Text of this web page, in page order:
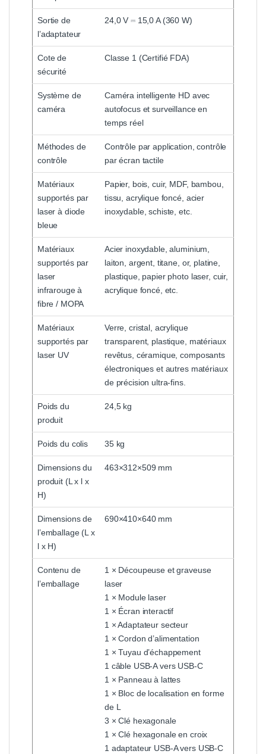
Sortie de
l’adaptateur
24,0 V ⎓ 15,0 A (360 W)
Cote de
sécurité
Classe 1 (Certifié FDA)
Système de
caméra
Caméra intelligente HD avec
autofocus et surveillance en
temps réel
Méthodes de
contrôle
Contrôle par application, contrôle
par écran tactile
Matériaux
supportés par
laser à diode
bleue
Papier, bois, cuir, MDF, bambou,
tissu, acrylique foncé, acier
inoxydable, schiste, etc.
Matériaux
supportés par
laser
infrarouge à
fibre / MOPA
Acier inoxydable, aluminium,
laiton, argent, titane, or, platine,
plastique, papier photo laser, cuir,
acrylique foncé, etc.
Matériaux
supportés par
laser UV
Verre, cristal, acrylique
transparent, plastique, matériaux
revêtus, céramique, composants
électroniques et autres matériaux
de précision ultra-fins.
Poids du
produit
24,5 kg
Poids du colis 35 kg
Dimensions du
produit (L x l x
H)
463×312×509 mm
Dimensions de
l’emballage (L x
l x H)
690×410×640 mm
Contenu de
l’emballage
1 × Découpeuse et graveuse
laser
1 × Module laser
1 × Écran interactif
1 × Adaptateur secteur
1 × Cordon d’alimentation
1 × Tuyau d’échappement
1 câble USB-A vers USB-C
1 × Panneau à lattes
1 × Bloc de localisation en forme
de L
3 × Clé hexagonale
1 × Clé hexagonale en croix
1 adaptateur USB-A vers USB-C